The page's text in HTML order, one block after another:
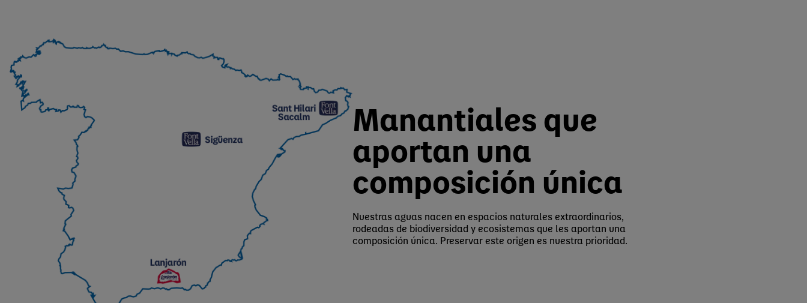
Manantiales que
aportan una
composición única
Nuestras aguas nacen en espacios naturales extraordinarios,
rodeadas de biodiversidad y ecosistemas que les aportan una
composición única. Preservar este origen es nuestra prioridad.